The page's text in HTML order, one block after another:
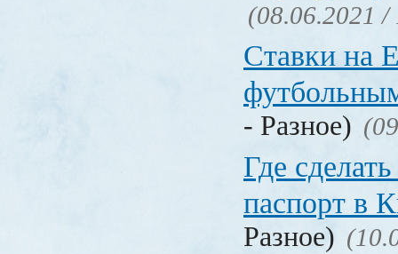
(08.06.2021 /
Ставки на
- Разное)
Где
паспорт в
Разное)